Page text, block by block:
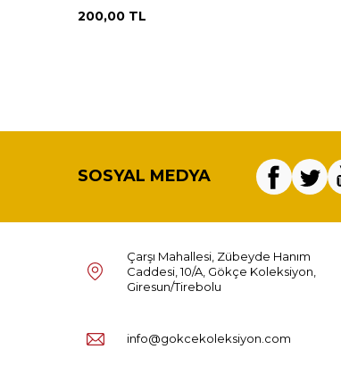
200,00 TL
SOSYAL MEDYA
Çarşı Mahallesi, Zübeyde Hanım
Caddesi, 10/A, Gökçe Koleksiyon,
Giresun/Tirebolu
info@gokcekoleksiyon.com